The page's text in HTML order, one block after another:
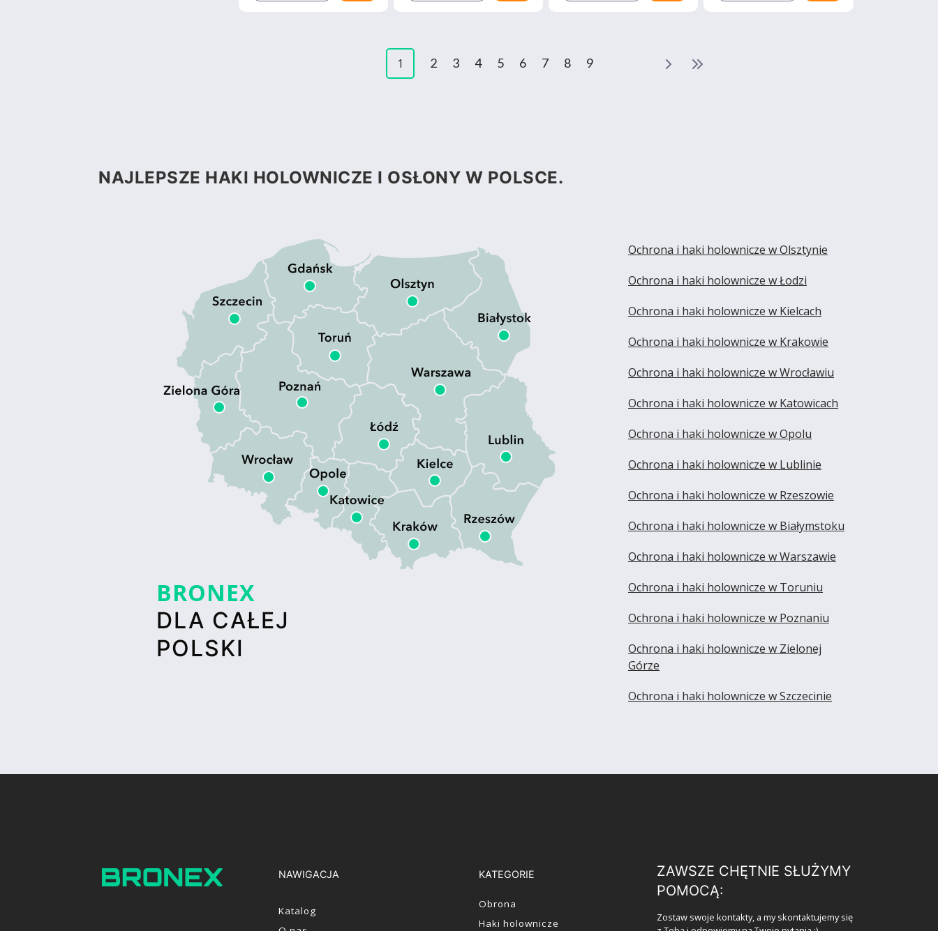
1 2 3 4 5 6 7 8 9
NAJLEPSZE HAKI HOLOWNICZE I OSŁONY W POLSCE.
BRONEX
DLA CAŁEJ
POLSKI
Ochrona i haki holownicze w Olsztynie
Ochrona i haki holownicze w Łodzi
Ochrona i haki holownicze w Kielcach
Ochrona i haki holownicze w Krakowie
Ochrona i haki holownicze w Wrocławiu
Ochrona i haki holownicze w Katowicach
Ochrona i haki holownicze w Opolu
Ochrona i haki holownicze w Lublinie
Ochrona i haki holownicze w Rzeszowie
Ochrona i haki holownicze w Białymstoku
Ochrona i haki holownicze w Warszawie
Ochrona i haki holownicze w Toruniu
Ochrona i haki holownicze w Poznaniu
Ochrona i haki holownicze w Zielonej
Górze
Ochrona i haki holownicze w Szczecinie
NAWIGACJA
Katalog
KATEGORIE
Obrona
Haki holownicze
ZAWSZE CHĘTNIE SŁUŻYMY
POMOCĄ:
Zostaw swoje kontakty, a my skontaktujemy się